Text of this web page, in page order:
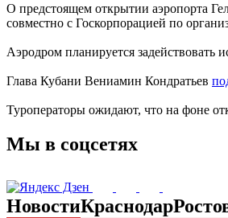
О предстоящем открытии аэропорта
совместно с Госкорпорацией по
Аэродром планируется задействовать
Глава Кубани Вениамин Кондратьев
Туроператоры ожидают, что на фоне
Мы в соцсетях
НовостиКраснодар